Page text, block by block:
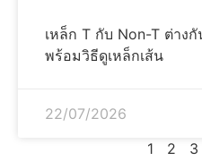
เหล็ก T กับ Non-T ต่าง
พร้อมวิธีดูเหล็กเส้น
22/07/2026
1
2 3